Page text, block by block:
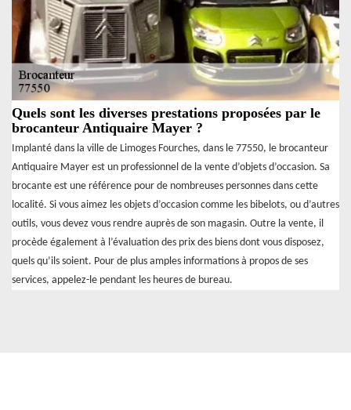
Quels sont les diverses prestations proposées par le
brocanteur Antiquaire Mayer ?
Implanté dans la ville de Limoges Fourches, dans le 77550, le brocanteur
Antiquaire Mayer est un professionnel de la vente d’objets d’occasion. Sa
brocante est une référence pour de nombreuses personnes dans cette
localité. Si vous aimez les objets d’occasion comme les bibelots, ou d’autres
outils, vous devez vous rendre auprès de son magasin. Outre la vente, il
procède également à l’évaluation des prix des biens dont vous disposez,
quels qu’ils soient. Pour de plus amples informations à propos de ses
services, appelez-le pendant les heures de bureau.